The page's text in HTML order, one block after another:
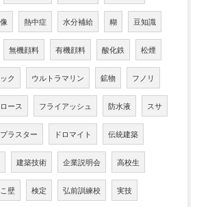
熱中症 水分補給 糊 豆知識
無機顔料 有機顔料 酸化鉄 松煙
ク ウルトラマリン 鉱物 フノリ
ース フライアッシュ 防水液 スサ
ラスター ドロマイト 伝統建築
建築技術 企業説明会 高校生
壁 検定 弘前訓練校 実技